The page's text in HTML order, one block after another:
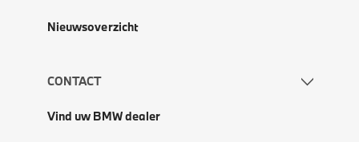
Nieuwsoverzicht
CONTACT
Vind uw BMW dealer